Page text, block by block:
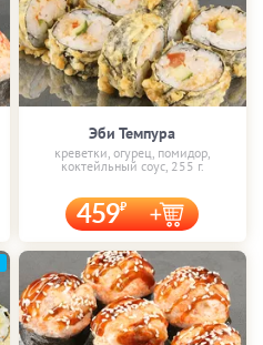
Эби Темпура
креветки, огурец, помидор,
коктейльный соус, 255 г.
459